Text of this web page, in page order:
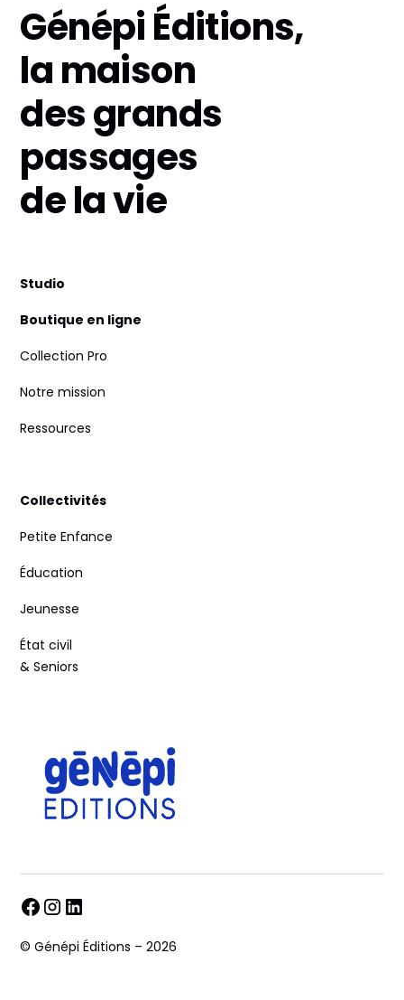
Génépi Éditions,
la maison
des grands
passages
de la vie
Studio
Boutique en ligne
Collection Pro
Notre mission
Ressources
Collectivités
Petite Enfance
Éducation
Jeunesse
État civil
& Seniors
© Génépi Éditions – 2026